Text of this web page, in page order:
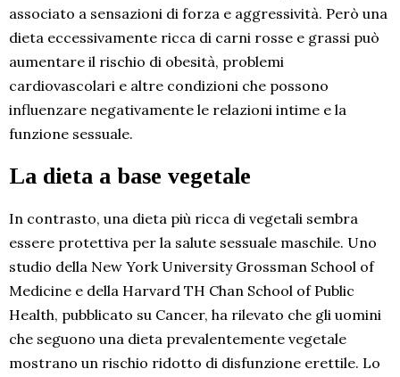
associato a sensazioni di forza e aggressività. Però una
dieta eccessivamente ricca di carni rosse e grassi può
aumentare il rischio di obesità, problemi
cardiovascolari e altre condizioni che possono
influenzare negativamente le relazioni intime e la
funzione sessuale.
La dieta a base vegetale
In contrasto, una dieta più ricca di vegetali sembra
essere protettiva per la salute sessuale maschile. Uno
studio della New York University Grossman School of
Medicine e della Harvard TH Chan School of Public
Health, pubblicato su Cancer, ha rilevato che gli uomini
che seguono una dieta prevalentemente vegetale
mostrano un rischio ridotto di disfunzione erettile. Lo